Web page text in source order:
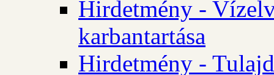
Hirdetmény -
karbantartása
Hirdetmény -